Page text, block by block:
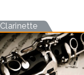
Clarinette